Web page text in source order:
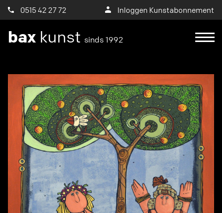
0515 42 27 72 Inloggen Kunstabonnement
bax kunst sinds 1992